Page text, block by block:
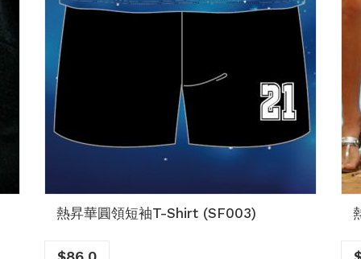
熱昇華圓領短袖T-Shirt (SF003)